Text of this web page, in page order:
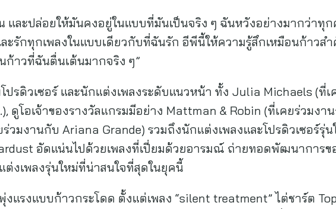
และปล่อยให้มันคงอยู่ในแบบที่มันเป็นจริง ๆ ฉันหวังอย่างมากว่าทุ
ละรักทุกเพลงในแบบเดียวกับที่ฉันรัก อีพีนี้ให้ความรู้สึกเหมือนก้าวส
ก้าวที่ฉันตื่นเต้นมากจริง ๆ”
ปรดิวเซอร์ และนักแต่งเพลงระดับแนวหน้า ทั้ง Julia Michaels (ที่เ
ดูโอเจ้าของรางวัลแกรมมีอย่าง Mattman & Robin (ที่เคยร่วมงา
วมงานกับ Ariana Grande) รวมถึงนักแต่งเพลงและโปรดิวเซอร์รุ่น
อัดแน่นไปด้วยเพลงที่เปี่ยมด้วยอารมณ์ ถ่ายทอดพัฒนาการข
งเพลงรุ่นใหม่ที่น่าสนใจที่สุดในยุคนี้
งแรงแบบก้าวกระโดด ตั้งแต่เพลง “silent treatment” ไต่ชาร์ต